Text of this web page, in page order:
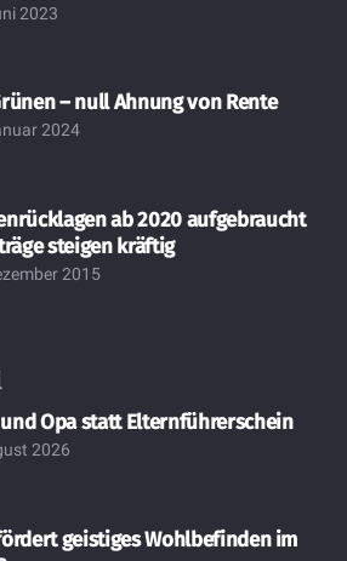
2023
– null Ahnung von Rente
2024
ab 2020 aufgebraucht
steigen kräftig
2015
Opa statt Elternführerschein
2026
geistiges Wohlbefinden im